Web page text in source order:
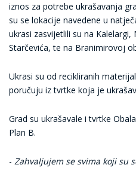
iznos za potrebe ukrašavanja
su se lokacije navedene u
ukrasi zasvijetlili su na
Starčevića, te na Branimirovoj
Ukrasi su od recikliranih
poručuju iz tvrtke koja je
Grad su ukrašavale i tvrtke
Plan B.
- Zahvaljujem se svima koji su